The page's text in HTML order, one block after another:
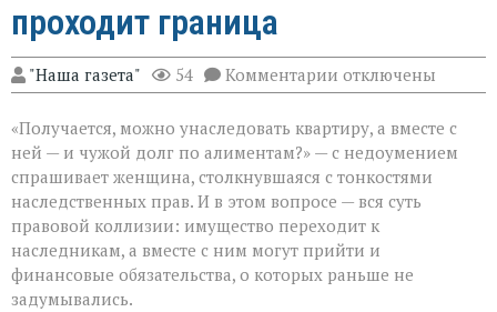
проходит граница
"Наша газета" 54 Комментарии к
записи
и
наследство:
проходит
граница
отключены
«Получается, можно унаследовать квартиру, а вместе с
ней — и чужой долг по алиментам?» — с недоумением
спрашивает женщина, столкнувшаяся с тонкостями
наследственных прав. И в этом вопросе — вся суть
правовой коллизии: имущество переходит к
наследникам, а вместе с ним могут прийти и
финансовые обязательства, о которых раньше не
задумывались.